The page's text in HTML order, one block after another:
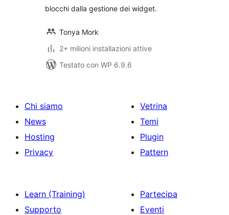
blocchi dalla gestione dei widget.
Tonya Mork
2+ milioni installazioni attive
Testato con WP 6.9.6
Chi siamo
News
Hosting
Privacy
Vetrina
Temi
Plugin
Pattern
Learn (Training)
Supporto
Partecipa
Eventi